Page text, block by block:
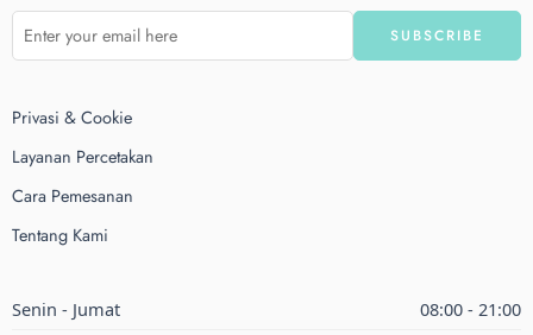
Privasi & Cookie
Layanan Percetakan
Cara Pemesanan
Tentang Kami
Senin - Jumat
08:00 - 21:00